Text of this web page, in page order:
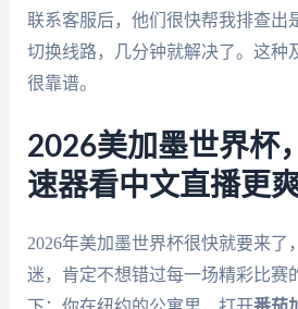
联系客服后，他们很快帮我排查出
切换线路，几分钟就解决了。这种
很靠谱。
2026美加墨世界杯
速器看中文直播更
2026年美加墨世界杯很快就要来了
迷，肯定不想错过每一场精彩比赛